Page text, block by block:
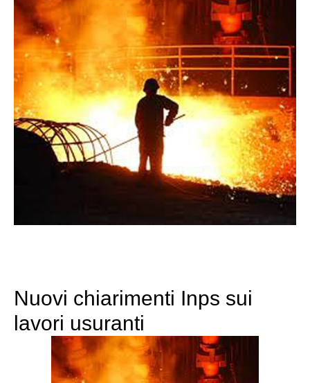
Nuovi chiarimenti Inps sui
lavori usuranti